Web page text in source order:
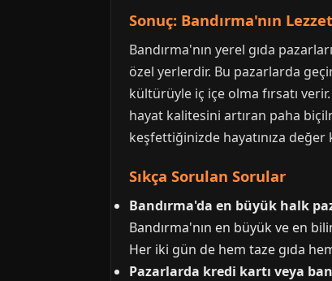
Sonuç: Bandırma'nın
Bandırma'nın yerel gıda
özel yerlerdir. Bu pazarlarda
kültürüyle iç içe olma fırsatı
hayat kalitesini artıran paha
keşfettiğinizde hayatınıza
Sıkça Sorulan Sorular
Bandırma'da en büyük halk
Bandırma'nın en büyük ve en
Her iki gün de hem taze gıda
Pazarlarda kredi kartı veya